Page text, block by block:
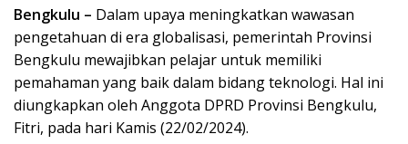
Bengkulu – Dalam upaya meningkatkan wawasan
pengetahuan di era globalisasi, pemerintah Provinsi
Bengkulu mewajibkan pelajar untuk memiliki
pemahaman yang baik dalam bidang teknologi. Hal ini
diungkapkan oleh Anggota DPRD Provinsi Bengkulu,
Fitri, pada hari Kamis (22/02/2024).